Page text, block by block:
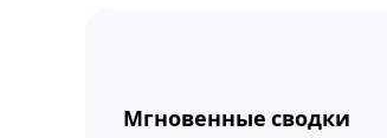
Мгновенные сводки